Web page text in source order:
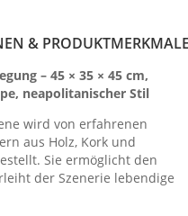
&
– 45 × 35 × 45 cm,
neapolitanischer Stil
wird von erfahrenen
aus Holz, Kork und
Sie ermöglicht den
der Szenerie lebendige